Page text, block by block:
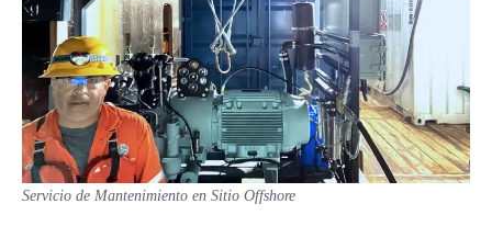
Servicio de Mantenimiento en Sitio Offshore